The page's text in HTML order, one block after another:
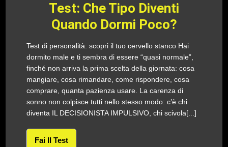
Test: Che Tipo Diventi
Quando Dormi Poco?
Test di personalità: scopri il tuo cervello stanco Hai
dormito male e ti sembra di essere “quasi normale”,
finché non arriva la prima scelta della giornata: cosa
mangiare, cosa rimandare, come rispondere, cosa
comprare, quanta pazienza usare. La carenza di
sonno non colpisce tutti nello stesso modo: c’è chi
diventa IL DECISIONISTA IMPULSIVO, chi scivola[...]
Fai Il Test